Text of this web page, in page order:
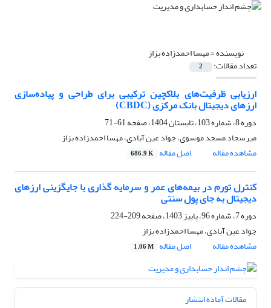
نویسنده =مهسا احمدزاده بزاز
تعداد مقالات: 2
ارزیابی ظرفیت‌های بلاکچین ترکیبی برای طراحی و پیاده‌سازی
ارزهای دیجیتال بانک مرکزی (CBDC)
دوره 8، شماره 103، تابستان 1404، صفحه
61-71
میرسجاد مسجد موسوی، جواد عین آبادی، مهسا احمدزاده بزاز
مشاهده مقاله
اصل مقاله 686.9 K
کنترل تورم در بیمه‌های عمر‌‌‌ و سرمایه گذاری با جایگزینی ارزهای
دیجیتال به جای پول سنتی
دوره 7، شماره 96، پاییز 1403، صفحه
209-224
جواد عین آبادی، مهسا احمدزاده بزاز
مشاهده مقاله
اصل مقاله 1.06 M
مقالات آماده انتشار